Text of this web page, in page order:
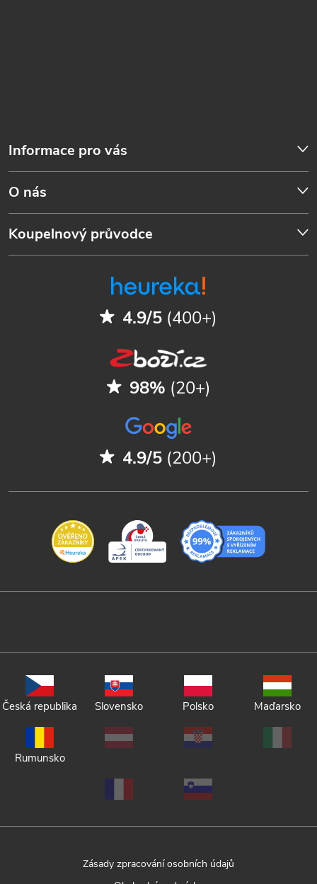
Informace pro vás
O nás
Koupelnový průvodce
4.9/5 (400+)
98% (20+)
4.9/5 (200+)
Česká republika Slovensko Polsko Maďarsko
Rumunsko
Zásady zpracování osobních údajů